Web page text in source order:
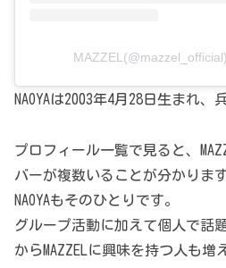
NAOYAは2003年4月28日生まれ、
プロフィール一覧で見ると、
バーが複数いることが分かります
NAOYAもそのひとりです。
グループ活動に加えて個人で話
からMAZZELに興味を持つ人も増